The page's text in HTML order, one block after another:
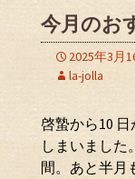
今月のお
2025年3月
la-jolla
啓蟄から10
しまいました
間。あと半月